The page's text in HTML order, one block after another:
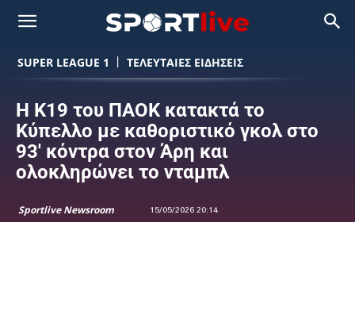
SUPER LEAGUE 1 ΤΕΛΕΥΤΑΙΕΣ ΕΙΔΗΣΕΙΣ
Η Κ19 του ΠΑΟΚ κατακτά το
Κύπελλο με καθοριστικό γκολ στο
93′ κόντρα στον Άρη και
ολοκληρώνει το νταμπλ
Sportlive Newsroom 15/05/2026 20:14